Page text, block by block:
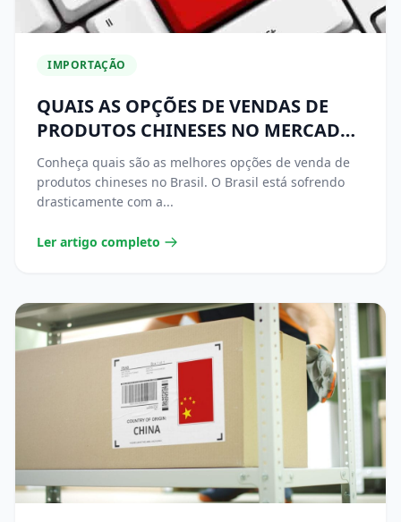
IMPORTAÇÃO
QUAIS AS OPÇÕES DE VENDAS DE
PRODUTOS CHINESES NO MERCADO
BRASILEIRO?
Conheça quais são as melhores opções de venda de
produtos chineses no Brasil. O Brasil está sofrendo
drasticamente com a...
Ler artigo completo